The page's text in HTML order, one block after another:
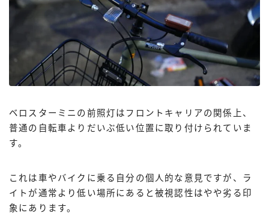
ベロスターミニの前照灯はフロントキャリアの関係上、
普通の自転車よりだいぶ低い位置に取り付けられていま
す。
これは車やバイクに乗る自分の個人的な意見ですが、ラ
イトが通常より低い場所にあると被視認性はやや劣る印
象にあります。